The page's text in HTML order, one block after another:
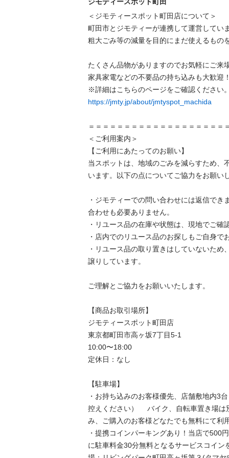
＜ジモティースポット町田店について＞
町田市とジモティーが連携して運営してい
粗⼤ごみ等の減量を⽬的にまだ使えるもの
たくさん品物がありますのでお気軽にご来
家具家電などの不要品の持ち込みも大歓迎
https://jmty.jp/about/jmtyspot_machida
＝＝＝＝＝＝＝＝＝＝＝＝＝＝＝＝＝＝＝
＜ご利用案内＞
【ご利用にあたってのお願い】
当スポットは、地域のごみを減らすため、
います。以下の点についてご協力をお願い
・ジモティーでの問い合わせには返信でき
合わせも必要ありません。
・リユース品の在庫や状態は、現地でご確
・店内でのリユース品のお探しもご自身で
・リユース品の取り置きはしていないため
譲りしています。
ご理解とご協力をお願いいたします。
【商品お取引場所】
ジモティースポット町田店
東京都町田市高ヶ坂7丁目5-1
10:00〜18:00
定休日：なし
【駐⾞場】
・お持ち込みのお客様優先、店舗敷地内3
控えください） 　バイク、自転車置き場
み、ご購入のお客様どなたでも無料にて利
・提携コインパーキングあり！当店で500
に駐車料金30分無料となるサービスコイン